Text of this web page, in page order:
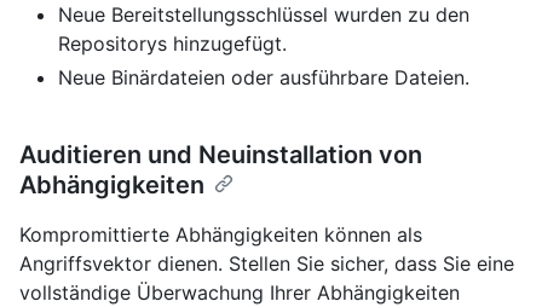
Neue Bereitstellungsschlüssel wurden zu den
Repositorys hinzugefügt.
Neue Binärdateien oder ausführbare Dateien.
Auditieren und Neuinstallation von
Abhängigkeiten
Kompromittierte Abhängigkeiten können als
Angriffsvektor dienen. Stellen Sie sicher, dass Sie eine
vollständige Überwachung Ihrer Abhängigkeiten